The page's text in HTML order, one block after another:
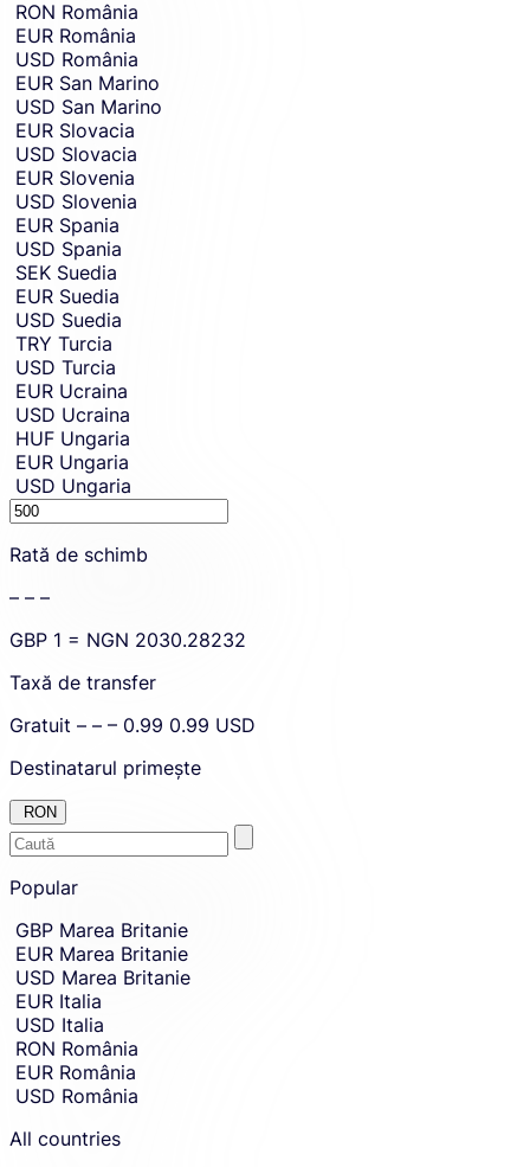
RON România
EUR România
USD România
EUR San Marino
USD San Marino
EUR Slovacia
USD Slovacia
EUR Slovenia
USD Slovenia
EUR Spania
USD Spania
SEK Suedia
EUR Suedia
USD Suedia
TRY Turcia
USD Turcia
EUR Ucraina
USD Ucraina
HUF Ungaria
EUR Ungaria
USD Ungaria
Sending
Rată de schimb
– – –
GBP 1 = NGN 2030.28232
Taxă de transfer
Gratuit – – – 0.99 0.99 USD
Destinatarul primește
RON
the
or
currency
you
want
to
receive
money
in.
to
amount
country
and
currency
selection
and
move
to
receiving
amount
entry.
Popular
GBP Marea Britanie
EUR Marea Britanie
USD Marea Britanie
EUR Italia
USD Italia
RON România
EUR România
USD România
All countries